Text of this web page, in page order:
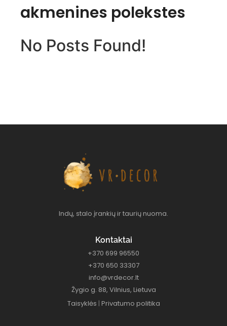
akmenines polekstes
No Posts Found!
Indų, stalo įrankių ir taurių nuoma.
Kontaktai
+370 699 96550
+370 650 33307
info@vrdecor.lt
Žygio g. 88, Vilnius, Lietuva
Taisyklės | Privatumo politika